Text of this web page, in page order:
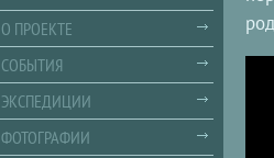
О ПРОЕКТЕ
СОБЫТИЯ
ЭКСПЕДИЦИИ
ФОТОГРАФИИ